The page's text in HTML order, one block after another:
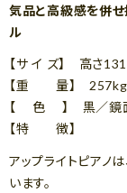
気品と高級感を併
ル
【サ イ ズ】 高さ
【重 量】 257kg
【 色 】 黒／鏡
【特 徴】
アップライトピアノ
います。